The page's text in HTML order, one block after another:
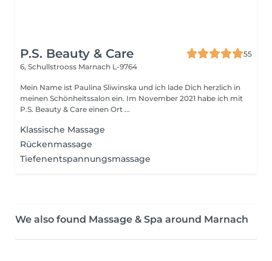
P.S. Beauty & Care
55
6, Schullstrooss Marnach L-9764
Mein Name ist Paulina Sliwinska und ich lade Dich herzlich in
meinen Schönheitssalon ein. Im November 2021 habe ich mit
P.S. Beauty & Care einen Ort ...
Klassische Massage
Rückenmassage
Tiefenentspannungsmassage
We also found Massage & Spa around Marnach